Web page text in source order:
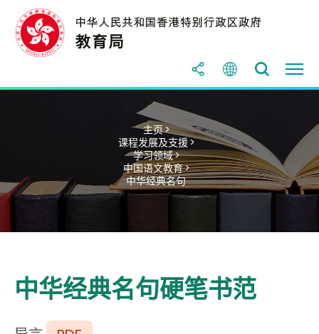
主页 >
课程发展及支援 >
学习领域 >
中国语文教育 >
中华经典名句
中华经典名句硬笔书范